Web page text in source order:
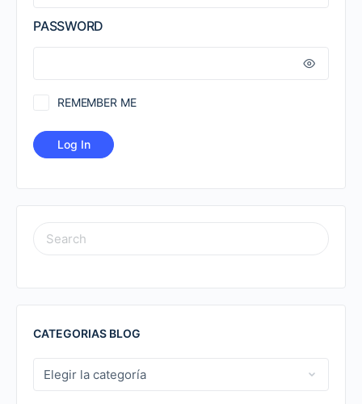
PASSWORD
REMEMBER ME
SEARCH
FOR:
CATEGORIAS BLOG
CATEGORIAS
BLOG